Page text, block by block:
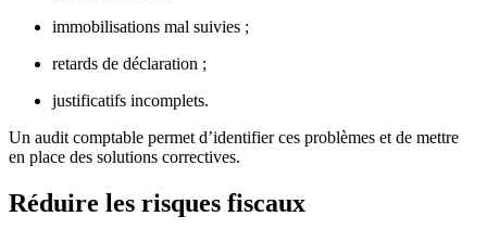
immobilisations mal suivies ;
retards de déclaration ;
justificatifs incomplets.
Un audit comptable permet d’identifier ces problèmes et de mettre
en place des solutions correctives.
Réduire les risques fiscaux